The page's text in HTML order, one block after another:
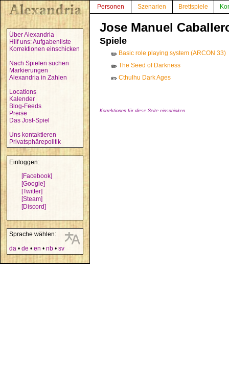
Über Alexandria
Hilf uns: Aufgabenliste
Korrektionen einschicken
Nach Spielen suchen
Markierungen
Alexandria in Zahlen
Locations
Kalender
Blog-Feeds
Preise
Das Jost-Spiel
Uns kontaktieren
Privatsphärepolitik
Einloggen:
[Facebook]
[Google]
[Twitter]
[Steam]
[Discord]
Sprache wählen:
da • de • en • nb • sv
Personen Szenarien Brettspiele
Jose Manuel
Spiele
✏️ Basic role playing system (ARCON 33)
✏️ The Seed of Darkness
✏️ Cthulhu Dark Ages
Korrektionen für diese Seite einschicken